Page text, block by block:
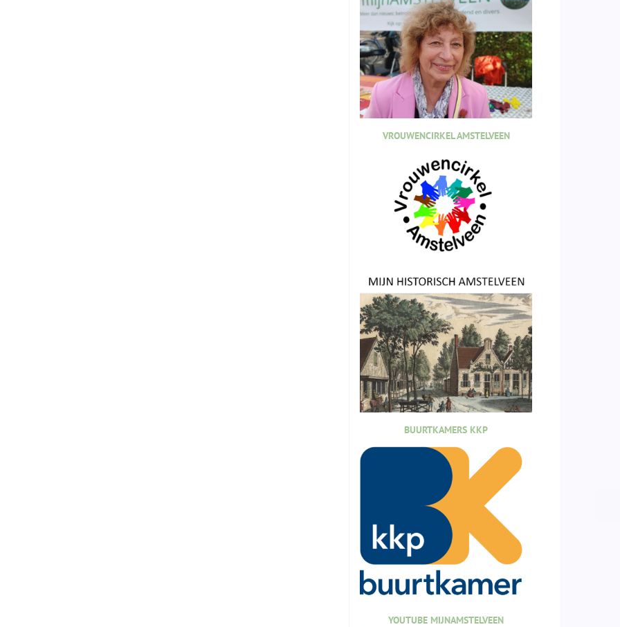
VROUWENCIRKEL AMSTELVEEN
BUURTKAMERS KKP
YOUTUBE MIJNAMSTELVEEN